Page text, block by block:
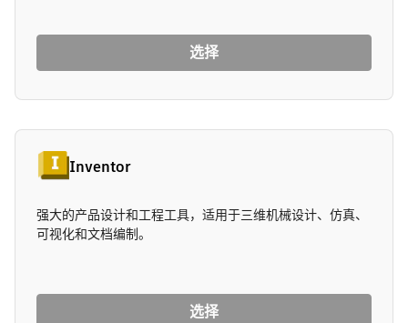
选择
Inventor
强大的产品设计和工程工具，适用于三维机械设计、仿真、
可视化和文档编制。
选择